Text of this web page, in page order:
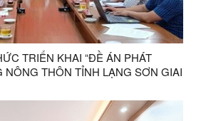
TRIỂN KHAI “ĐỀ ÁN PHÁT
NÔNG THÔN TỈNH LẠNG SƠN GIAI